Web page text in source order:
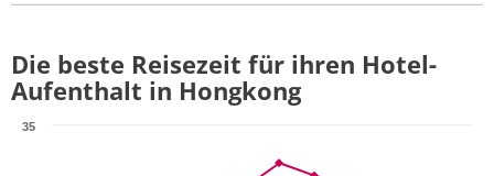
Die beste Reisezeit für ihren Hotel-
Aufenthalt in Hongkong
35